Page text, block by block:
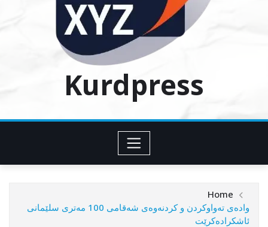
Kurdpress
Home
وادەی تەواوکردن و کردنەوەی شەقامی 100 مەتری سلێمانی
ئاشکرادەکرێت